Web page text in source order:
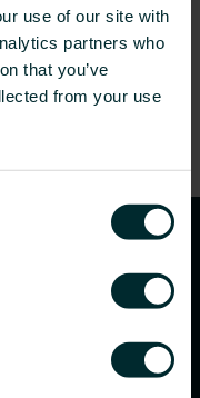
use of our site with
partners who
that you’ve
from your use